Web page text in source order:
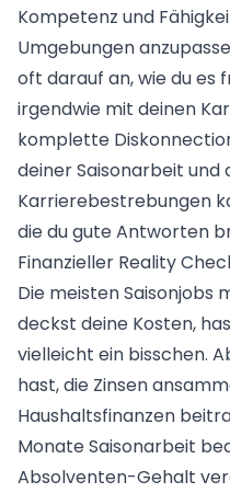
Kompetenz und
Umgebungen
oft darauf an, wie du es
irgendwie mit deinen
komplette
deiner Saisonarbeit und
Karrierebestrebungen
die du gute Antworten
Finanzieller Reality
Die meisten Saisonjobs
deckst deine Kosten,
vielleicht ein bisschen.
hast, die Zinsen
Haushaltsfinanzen
Monate Saisonarbeit
Absolventen-Gehalt